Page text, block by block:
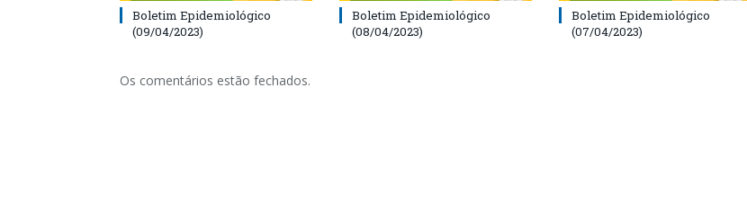
Boletim Epidemiológico
(09/04/2023)
Boletim Epidemiológico
(08/04/2023)
Boletim Epidemiológico
(07/04/2023)
Os comentários estão fechados.